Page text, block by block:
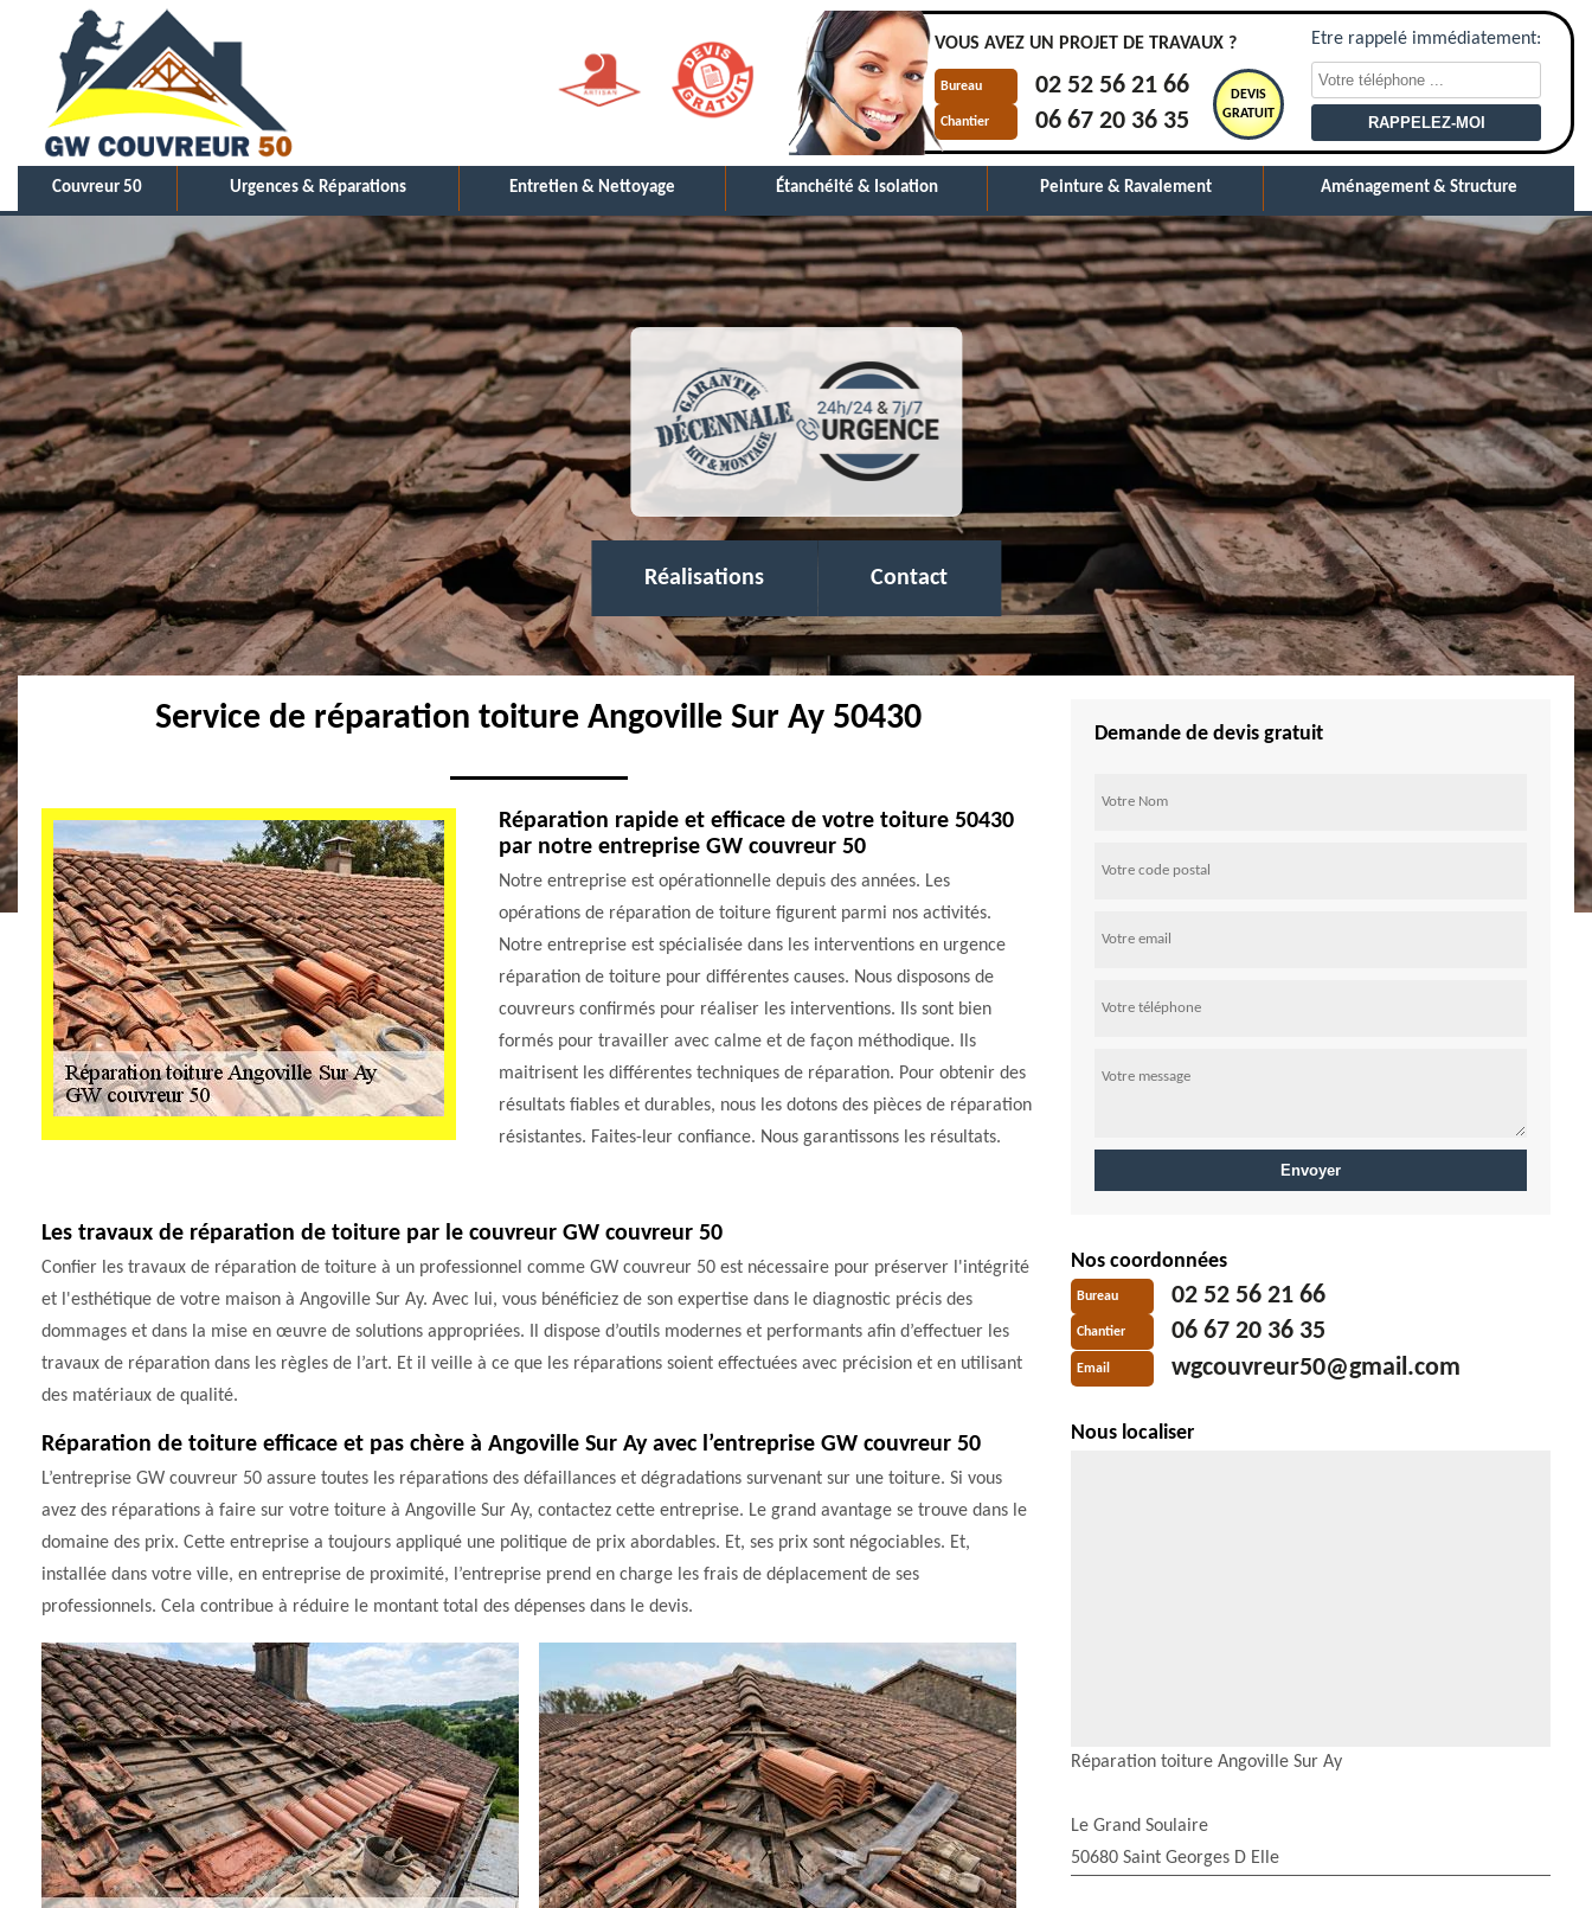
VOUS AVEZ UN PROJET DE TRAVAUX ?
Bureau 02 52 56 21 66
Chantier 06 67 20 36 35
DEVIS
GRATUIT
Etre rappelé immédiatement:
Couvreur 50 Urgences & Réparations Entretien & Nettoyage Étanchéité & Isolation Peinture & Ravalement Aménagement & Structure
Réalisations Contact
Service de réparation toiture Angoville Sur Ay 50430
Réparation rapide et efficace de votre toiture 50430
par notre entreprise GW couvreur 50
Notre entreprise est opérationnelle depuis des années. Les
opérations de réparation de toiture figurent parmi nos activités.
Notre entreprise est spécialisée dans les interventions en urgence
réparation de toiture pour différentes causes. Nous disposons de
couvreurs confirmés pour réaliser les interventions. Ils sont bien
formés pour travailler avec calme et de façon méthodique. Ils
maitrisent les différentes techniques de réparation. Pour obtenir des
résultats fiables et durables, nous les dotons des pièces de réparation
résistantes. Faites-leur confiance. Nous garantissons les résultats.
Les travaux de réparation de toiture par le couvreur GW couvreur 50
Confier les travaux de réparation de toiture à un professionnel comme GW couvreur 50 est nécessaire pour préserver l'intégrité
et l'esthétique de votre maison à Angoville Sur Ay. Avec lui, vous bénéficiez de son expertise dans le diagnostic précis des
dommages et dans la mise en œuvre de solutions appropriées. Il dispose d’outils modernes et performants afin d’effectuer les
travaux de réparation dans les règles de l’art. Et il veille à ce que les réparations soient effectuées avec précision et en utilisant
des matériaux de qualité.
Réparation de toiture efficace et pas chère à Angoville Sur Ay avec l’entreprise GW couvreur 50
L’entreprise GW couvreur 50 assure toutes les réparations des défaillances et dégradations survenant sur une toiture. Si vous
avez des réparations à faire sur votre toiture à Angoville Sur Ay, contactez cette entreprise. Le grand avantage se trouve dans le
domaine des prix. Cette entreprise a toujours appliqué une politique de prix abordables. Et, ses prix sont négociables. Et,
installée dans votre ville, en entreprise de proximité, l’entreprise prend en charge les frais de déplacement de ses
professionnels. Cela contribue à réduire le montant total des dépenses dans le devis.
Demande de devis gratuit
Nos coordonnées
Bureau 02 52 56 21 66
Chantier 06 67 20 36 35
Email wgcouvreur50@gmail.com
Nous localiser
Réparation toiture Angoville Sur Ay
Le Grand Soulaire
50680 Saint Georges D Elle